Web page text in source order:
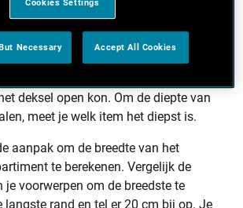
vuilnisbak - om de hoogte van het
van het hoofdvak te bepalen.
randen van de vuilnisbak hebben we
(10 cm aan elke kant) zodat
deksel open kon. Om de diepte van
meet je welk item het diepst is.
aanpak om de breedte van het
te berekenen. Vergelijk de
je voorwerpen om de breedste te
langste rand en tel er 20 cm bij op. Je
Cookies Settings
Necessary Accept All Cookies